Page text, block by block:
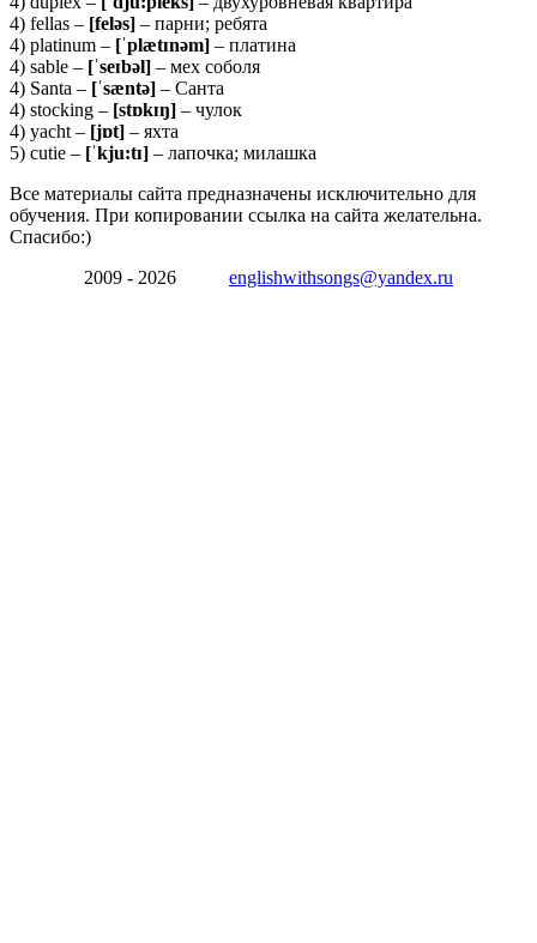
4) fellas – [feləs] – парни; ребята
4) platinum – [ˈplætɪnəm] – платина
4) sable – [ˈseɪbəl] – мех соболя
4) Santa – [ˈsæntə] – Санта
4) stocking – [stɒkɪŋ] – чулок
4) yacht – [jɒt] – яхта
5) cutie – [ˈkju:tɪ] – лапочка; милашка
Все материалы сайта предназначены исключительно для
обучения. При копировании ссылка на сайта желательна.
Спасибо:)
2009 - 2026 englishwithsongs@yandex.ru